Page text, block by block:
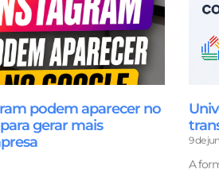
podem aparecer no
gerar mais
9 de
A